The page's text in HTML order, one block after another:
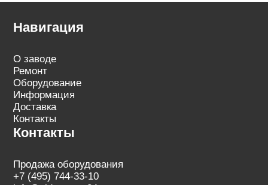
Навигация
О заводе
Ремонт
Оборудование
Информация
Доставка
Контакты
Контакты
Продажа оборудования
+7 (495) 744-33-10